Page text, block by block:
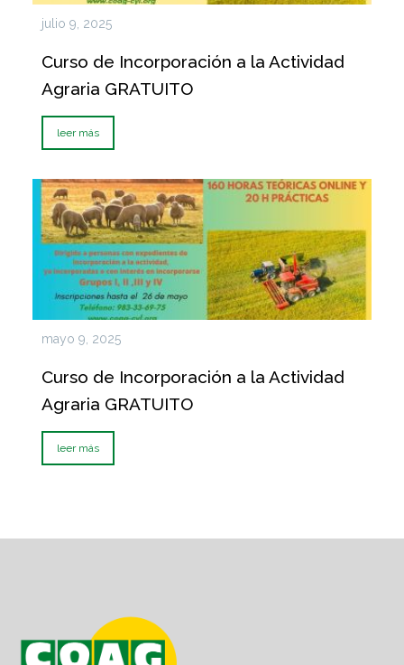
julio 9, 2025
Curso de Incorporación a la Actividad
Agraria GRATUITO
leer más
mayo 9, 2025
Curso de Incorporación a la Actividad
Agraria GRATUITO
leer más